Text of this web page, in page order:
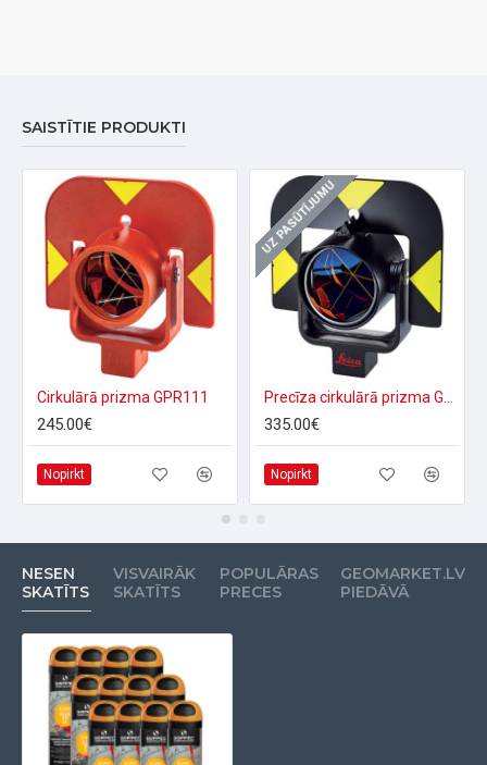
SAISTĪTIE PRODUKTI
Cirkulārā prizma GPR111
245.00€
Nopirkt
UZ PASŪTĪJUMU
335.00€
Nopirkt
NESEN
SKATĪTS
VISVAIRĀK
SKATĪTS
POPULĀRAS
PRECES
GEOMARKET.LV
PIEDĀVĀ